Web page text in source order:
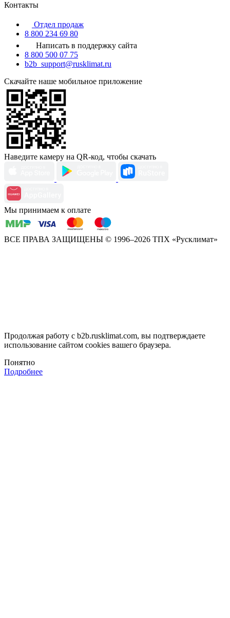
Контакты
Отдел продаж
8 800 234 69 80
Написать в поддержку сайта
8 800 500 07 75
b2b_support@rusklimat.ru
Скачайте наше мобильное приложение
Наведите камеру на QR-код, чтобы скачать
Мы принимаем к оплате
ВСЕ ПРАВА ЗАЩИЩЕНЫ © 1996–2026 ТПХ «Русклимат»
Продолжая работу с b2b.rusklimat.com, вы подтверждаете
использование сайтом cookies вашего браузера.
Понятно
Подробнее